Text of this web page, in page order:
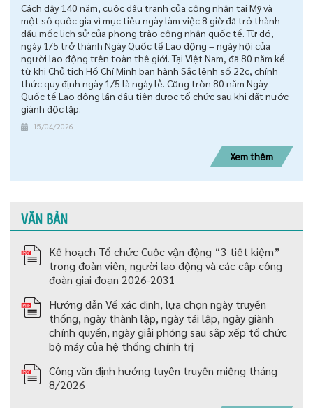
Cách đây 140 năm, cuộc đấu tranh của công nhân tại Mỹ và
một số quốc gia vì mục tiêu ngày làm việc 8 giờ đã trở thành
dấu mốc lịch sử của phong trào công nhân quốc tế. Từ đó,
ngày 1/5 trở thành Ngày Quốc tế Lao động – ngày hội của
người lao động trên toàn thế giới. Tại Việt Nam, đã 80 năm kể
từ khi Chủ tịch Hồ Chí Minh ban hành Sắc lệnh số 22c, chính
thức quy định ngày 1/5 là ngày lễ. Cũng tròn 80 năm Ngày
Quốc tế Lao động lần đầu tiên được tổ chức sau khi đất nước
giành độc lập.
15/04/2026
Xem thêm
VĂN BẢN
Kế hoạch Tổ chức Cuộc vận động “3 tiết kiệm”
trong đoàn viên, người lao động và các cấp công
đoàn giai đoạn 2026-2031
Hướng dẫn Về xác định, lựa chọn ngày truyền
thống, ngày thành lập, ngày tái lập, ngày giành
chính quyền, ngày giải phóng sau sắp xếp tố chức
bộ máy của hệ thống chính trị
Công văn định hướng tuyên truyền miệng tháng
8/2026